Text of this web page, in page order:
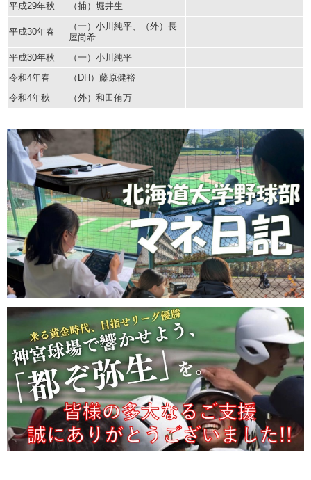
平成29年秋
（捕）堀井生
平成30年春
（一）小川純平、（外）長
屋尚希
平成30年秋
（一）小川純平
令和4年春
（DH）藤原健裕
令和4年秋
（外）和田侑万